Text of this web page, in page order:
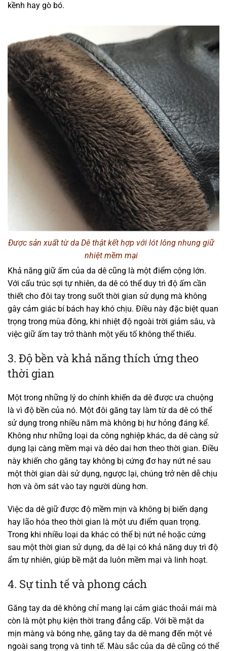
kềnh hay gò bó.
Được sản xuất từ da Dê thật kết hợp với lót lông nhung giữ
nhiệt mềm mại
Khả năng giữ ấm của da dê cũng là một điểm cộng lớn.
Với cấu trúc sợi tự nhiên, da dê có thể duy trì độ ấm cần
thiết cho đôi tay trong suốt thời gian sử dụng mà không
gây cảm giác bí bách hay khó chịu. Điều này đặc biệt quan
trọng trong mùa đông, khi nhiệt độ ngoài trời giảm sâu, và
việc giữ ấm tay trở thành một yếu tố không thể thiếu.
3. Độ bền và khả năng thích ứng theo
thời gian
Một trong những lý do chính khiến da dê được ưa chuộng
là vì độ bền của nó. Một đôi găng tay làm từ da dê có thể
sử dụng trong nhiều năm mà không bị hư hỏng đáng kể.
Không như những loại da công nghiệp khác, da dê càng sử
dụng lại càng mềm mại và dẻo dai hơn theo thời gian. Điều
này khiến cho găng tay không bị cứng đơ hay nứt nẻ sau
một thời gian dài sử dụng, ngược lại, chúng trở nên dễ chịu
hơn và ôm sát vào tay người dùng hơn.
Việc da dê giữ được độ mềm mịn và không bị biến dạng
hay lão hóa theo thời gian là một ưu điểm quan trọng.
Trong khi nhiều loại da khác có thể bị nứt nẻ hoặc cứng
sau một thời gian sử dụng, da dê lại có khả năng duy trì độ
ẩm tự nhiên, giúp bề mặt da luôn mềm mại và linh hoạt.
4. Sự tinh tế và phong cách
Găng tay da dê không chỉ mang lại cảm giác thoải mái mà
còn là một phụ kiện thời trang đẳng cấp. Với bề mặt da
mịn màng và bóng nhẹ, găng tay da dê mang đến một vẻ
ngoài sang trọng và tinh tế. Màu sắc của da dê cũng có thể